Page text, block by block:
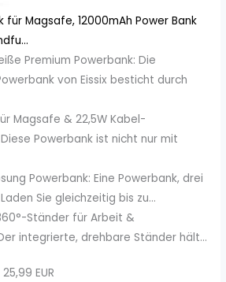
für Magsafe, 12000mAh Power Bank
Premium Powerbank: Die
von Eissix besticht durch
Magsafe & 22,5W Kabel-
Powerbank ist nicht nur mit
Powerbank: Eine Powerbank, drei
Sie gleichzeitig bis zu...
Ständer für Arbeit &
integrierte, drehbare Ständer hält...
25,99 EUR